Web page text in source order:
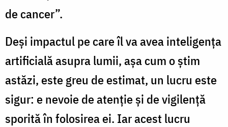
de cancer”.
Deși impactul pe care îl va avea inteligența
artificială asupra lumii, așa cum o știm
astăzi, este greu de estimat, un lucru este
sigur: e nevoie de atenție și de vigilență
sporită în folosirea ei. Iar acest lucru